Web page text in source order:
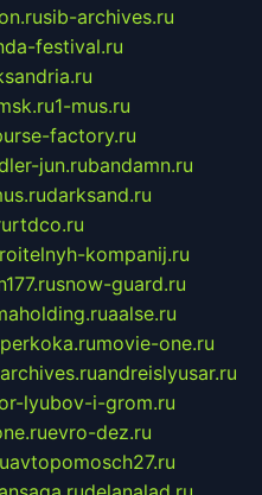
sib-archives.ru
festival.ru
1-mus.ru
factory.ru
jun.rubandamn.ru
darksand.ru
rtdco.ru
kompanij.ru
snow-guard.ru
aalse.ru
perkoka.rumovie-one.ru
andreislyusar.ru
lyubov-i-grom.ru
evro-dez.ru
avtopomosch27.ru